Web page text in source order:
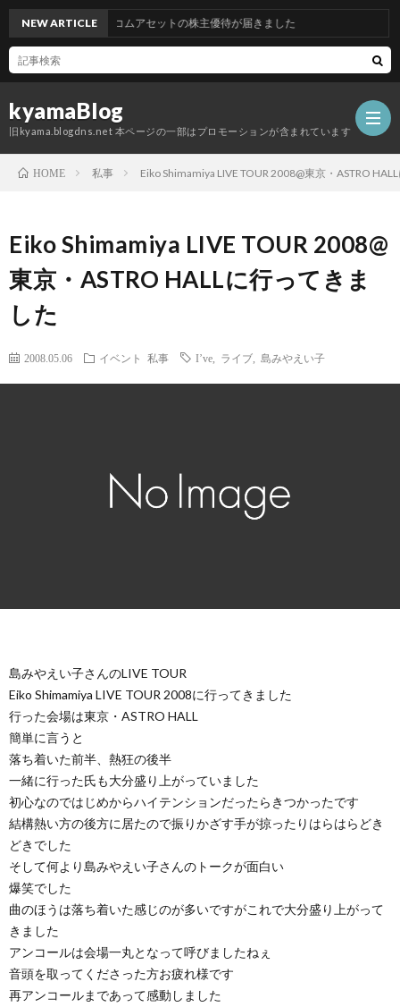
kyamaBlog
旧kyama.blogdns.net 本ページの一部はプロモーションが含まれています
NEW ARTICLEグッドコムアセットの株主優待が届きました
HOME 私事 Eiko Shimamiya LIVE TOUR 2008@東京・ASTRO
Eiko Shimamiya LIVE TOUR 2008@
東京・ASTRO HALLに行ってきま
した
2008.05.06 イベント 私事 I’ve ライブ 島みやえい子
島みやえい子さんのLIVE TOUR
Eiko Shimamiya LIVE TOUR 2008に行ってきました
行った会場は東京・ASTRO HALL
簡単に言うと
落ち着いた前半、熱狂の後半
一緒に行った氏も大分盛り上がっていました
初心なのではじめからハイテンションだったらきつかったです
結構熱い方の後方に居たので振りかざす手が掠ったりはらはらどき
どきでした
そして何より島みやえい子さんのトークが面白い
爆笑でした
曲のほうは落ち着いた感じのが多いですがこれで大分盛り上がって
きました
アンコールは会場一丸となって呼びましたねぇ
音頭を取ってくださった方お疲れ様です
再アンコールまであって感動しました